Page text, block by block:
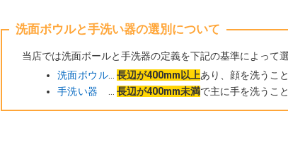
洗面ボウルと手洗い器の選別について
当店では洗面ボールと手洗器の定義を下記の基準によって
洗面ボウル…長辺が400mm以上あり、顔を洗うこ
手洗い器 …長辺が400mm未満で主に手を洗うこ